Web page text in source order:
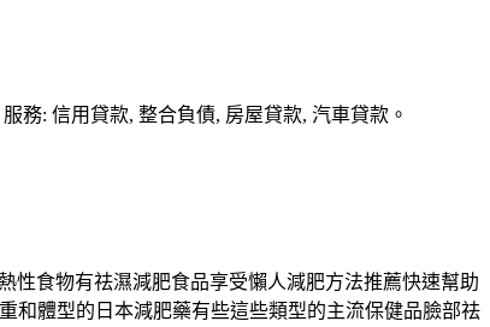
務: 信用貸款, 整合負債, 房屋貸款, 汽車貸款。
性食物有祛濕減肥食品享受懶人減肥方法推薦快速幫助
和體型的日本減肥藥有些這些類型的主流保健品臉部祛